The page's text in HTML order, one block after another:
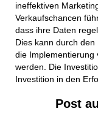
ineffektiven
Verkaufschancen
dass ihre Daten
Dies kann durch
die Implementierung
werden. Die
Investition in den
Post